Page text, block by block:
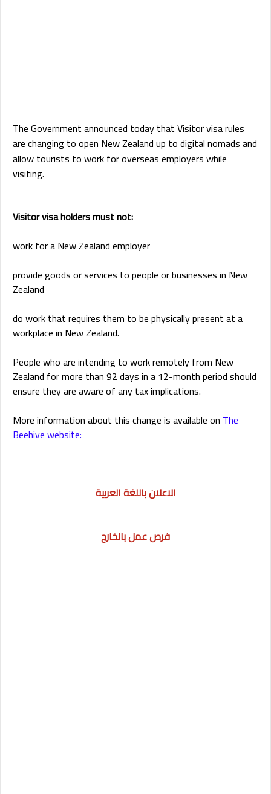
The Government announced today that Visitor visa rules
are changing to open New Zealand up to digital nomads and
allow tourists to work for overseas employers while
visiting.
Visitor visa holders must not:
work for a New Zealand employer
provide goods or services to people or businesses in New
Zealand
do work that requires them to be physically present at a
workplace in New Zealand.
People who are intending to work remotely from New
Zealand for more than 92 days in a 12-month period should
ensure they are aware of any tax implications.
More information about this change is available on The
Beehive website:
الاعلان باللغة العربية
فرص عمل بالخارج